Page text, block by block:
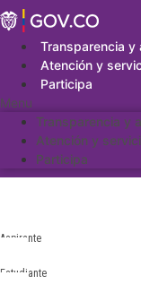
Saltar
al
contenidoTransparencia y
Atención y
Participa
Menu
Transparencia y
Atención y
Participa
Aspirante
Estudiante